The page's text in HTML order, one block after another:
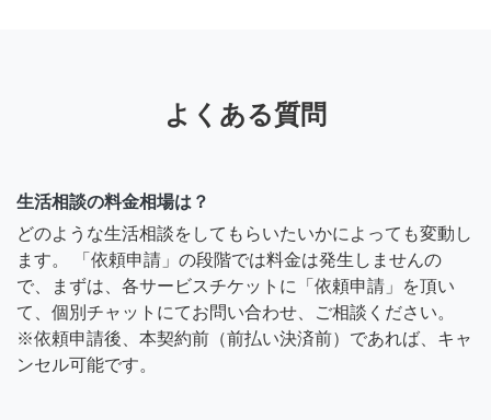
よくある質問
生活相談の料金相場は？
どのような生活相談をしてもらいたいかによっても変動し
ます。 「依頼申請」の段階では料金は発生しませんの
で、まずは、各サービスチケットに「依頼申請」を頂い
て、個別チャットにてお問い合わせ、ご相談ください。
※依頼申請後、本契約前（前払い決済前）であれば、キャ
ンセル可能です。